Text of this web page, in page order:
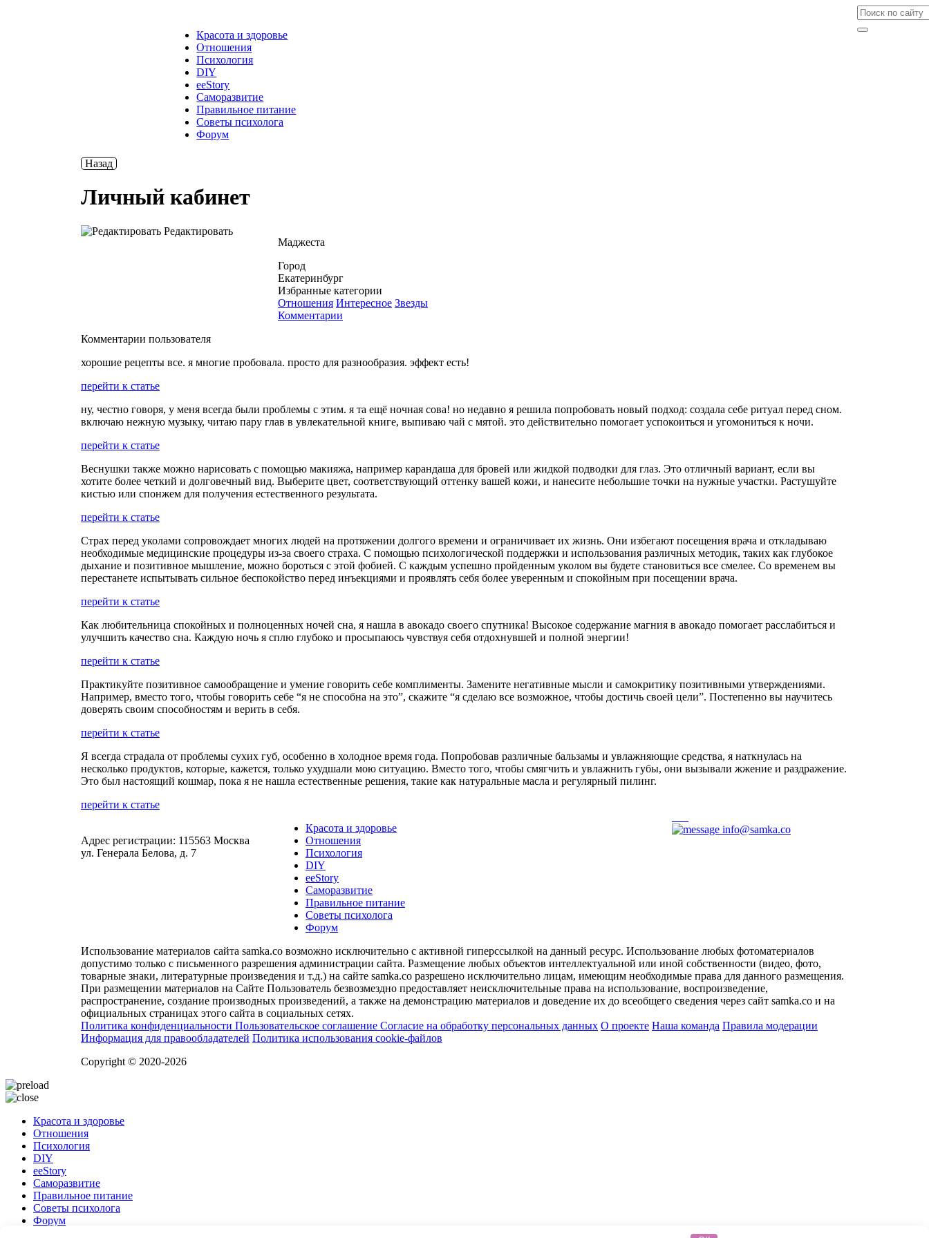
Красота и здоровье
Отношения
Психология
DIY
ееStory
Саморазвитие
Правильное питание
Советы психолога
Форум
Назад
Личный кабинет
Редактировать
Маджеста
Город
Екатеринбург
Избранные категории
Отношения Интересное Звезды
Комментарии
Комментарии пользователя
хорошие рецепты все. я многие пробовала. просто для разнообразия. эффект есть!
перейти к статье
ну, честно говоря, у меня всегда были проблемы с этим. я та ещё ночная сова! но недавно я решила попробовать новый подход: создала себе ритуал перед сном.
включаю нежную музыку, читаю пару глав в увлекательной книге, выпиваю чай с мятой. это действительно помогает успокоиться и угомониться к ночи.
перейти к статье
Веснушки также можно нарисовать с помощью макияжа, например карандаша для бровей или жидкой подводки для глаз. Это отличный вариант, если вы
хотите более четкий и долговечный вид. Выберите цвет, соответствующий оттенку вашей кожи, и нанесите небольшие точки на нужные участки. Растушуйте
кистью или спонжем для получения естественного результата.
перейти к статье
Страх перед уколами сопровождает многих людей на протяжении долгого времени и ограничивает их жизнь. Они избегают посещения врача и откладываю
необходимые медицинские процедуры из-за своего страха. С помощью психологической поддержки и использования различных методик, таких как глубокое
дыхание и позитивное мышление, можно бороться с этой фобией. С каждым успешно пройденным уколом вы будете становиться все смелее. Со временем вы
перестанете испытывать сильное беспокойство перед инъекциями и проявлять себя более уверенным и спокойным при посещении врача.
перейти к статье
Как любительница спокойных и полноценных ночей сна, я нашла в авокадо своего спутника! Высокое содержание магния в авокадо помогает расслабиться и
улучшить качество сна. Каждую ночь я сплю глубоко и просыпаюсь чувствуя себя отдохнувшей и полной энергии!
перейти к статье
Практикуйте позитивное самообращение и умение говорить себе комплименты. Замените негативные мысли и самокритику позитивными утверждениями.
Например, вместо того, чтобы говорить себе “я не способна на это”, скажите “я сделаю все возможное, чтобы достичь своей цели”. Постепенно вы научитесь
доверять своим способностям и верить в себя.
перейти к статье
Я всегда страдала от проблемы сухих губ, особенно в холодное время года. Попробовав различные бальзамы и увлажняющие средства, я наткнулась на
несколько продуктов, которые, кажется, только ухудшали мою ситуацию. Вместо того, чтобы смягчить и увлажнить губы, они вызывали жжение и раздражение.
Это был настоящий кошмар, пока я не нашла естественные решения, такие как натуральные масла и регулярный пилинг.
перейти к статье
Адрес регистрации: 115563 Москва
ул. Генерала Белова, д. 7
Красота и здоровье
Отношения
Психология
DIY
ееStory
Саморазвитие
Правильное питание
Советы психолога
Форум
info@samka.co
Использование материалов сайта samka.co возможно исключительно с активной гиперссылкой на данный ресурс. Использование любых фотоматериалов
допустимо только с письменного разрешения администрации сайта. Размещение любых объектов интеллектуальной или иной собственности (видео, фото,
товарные знаки, литературные произведения и т.д.) на сайте samka.co разрешено исключительно лицам, имеющим необходимые права для данного размещения.
При размещении материалов на Сайте Пользователь безвозмездно предоставляет неисключительные права на использование, воспроизведение,
распространение, создание производных произведений, а также на демонстрацию материалов и доведение их до всеобщего сведения через сайт samka.co и на
официальных страницах этого сайта в социальных сетях.
Политика конфиденциальности Пользовательское соглашение Согласие на обработку персональных данных О проекте Наша команда Правила модерации
Информация для правообладателей Политика использования cookie-файлов
Copyright © 2020-2026
Красота и здоровье
Отношения
Психология
DIY
ееStory
Саморазвитие
Правильное питание
Советы психолога
Форум